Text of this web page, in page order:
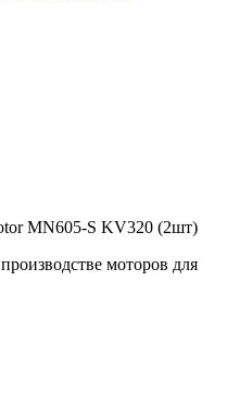
MN605-S KV320 (2шт)
моторов для